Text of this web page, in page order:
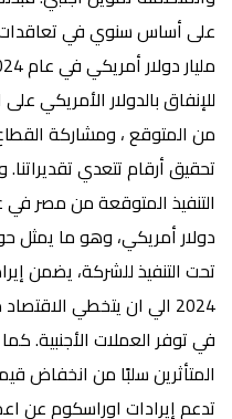
للإنفاق بالدولار الأمريكي
من المتوقع ، ومشاركة
تحقيق أرقام تتعدي
تحت التنفيذ للشركة، يضمن
2024 الي ان يتخطي
في توفر العملات الأجنبية.
المتأثرين سلبًا من انخفاض
تدعم إيرادات اوراسكوم عن